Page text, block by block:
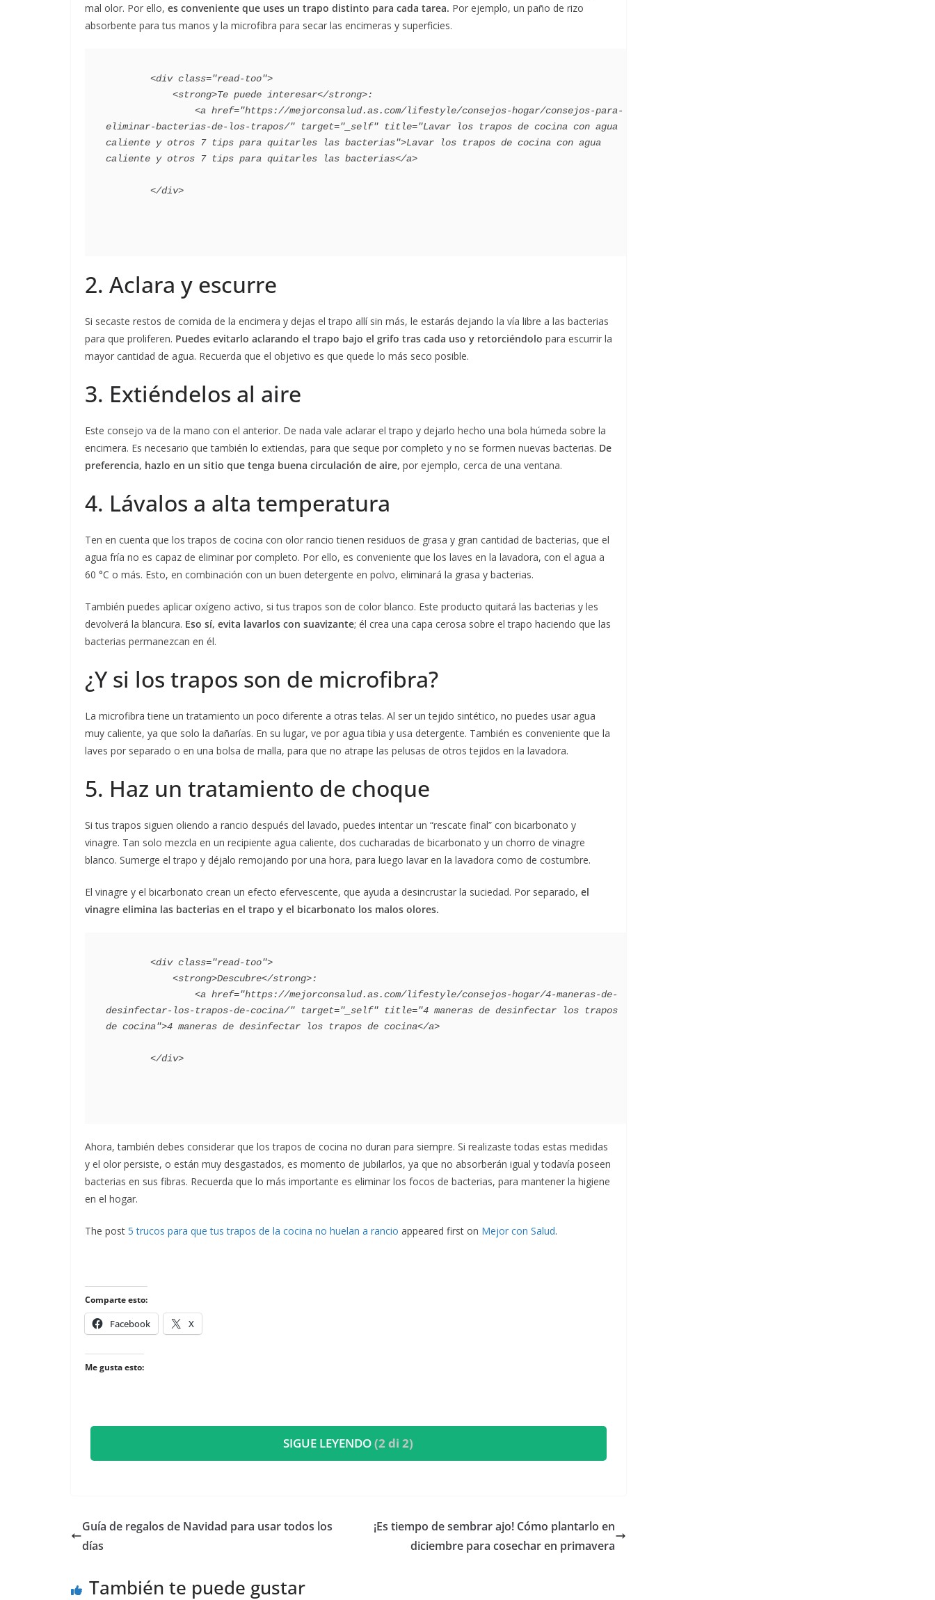
mal olor. Por ello, es conveniente que uses un trapo distinto para cada tarea. Por ejemplo, un paño de rizo
absorbente para tus manos y la microfibra para secar las encimeras y superficies.
eliminar-bacterias-de-los-trapos/" target="_self" title="Lavar los trapos de cocina con agua
caliente y otros 7 tips para quitarles las bacterias">Lavar los trapos de cocina con agua
caliente y otros 7 tips para quitarles las bacterias</a>
2. Aclara y escurre
Si secaste restos de comida de la encimera y dejas el trapo allí sin más, le estarás dejando la vía libre a las bacterias
para que proliferen. Puedes evitarlo aclarando el trapo bajo el grifo tras cada uso y retorciéndolo para escurrir la
mayor cantidad de agua. Recuerda que el objetivo es que quede lo más seco posible.
3. Extiéndelos al aire
Este consejo va de la mano con el anterior. De nada vale aclarar el trapo y dejarlo hecho una bola húmeda sobre la
encimera. Es necesario que también lo extiendas, para que seque por completo y no se formen nuevas bacterias. De
preferencia, hazlo en un sitio que tenga buena circulación de aire, por ejemplo, cerca de una ventana.
4. Lávalos a alta temperatura
Ten en cuenta que los trapos de cocina con olor rancio tienen residuos de grasa y gran cantidad de bacterias, que el
agua fría no es capaz de eliminar por completo. Por ello, es conveniente que los laves en la lavadora, con el agua a
60 °C o más. Esto, en combinación con un buen detergente en polvo, eliminará la grasa y bacterias.
También puedes aplicar oxígeno activo, si tus trapos son de color blanco. Este producto quitará las bacterias y les
devolverá la blancura. Eso sí, evita lavarlos con suavizante; él crea una capa cerosa sobre el trapo haciendo que las
bacterias permanezcan en él.
¿Y si los trapos son de microfibra?
La microfibra tiene un tratamiento un poco diferente a otras telas. Al ser un tejido sintético, no puedes usar agua
muy caliente, ya que solo la dañarías. En su lugar, ve por agua tibia y usa detergente. También es conveniente que la
laves por separado o en una bolsa de malla, para que no atrape las pelusas de otros tejidos en la lavadora.
5. Haz un tratamiento de choque
Si tus trapos siguen oliendo a rancio después del lavado, puedes intentar un “rescate final” con bicarbonato y
vinagre. Tan solo mezcla en un recipiente agua caliente, dos cucharadas de bicarbonato y un chorro de vinagre
blanco. Sumerge el trapo y déjalo remojando por una hora, para luego lavar en la lavadora como de costumbre.
El vinagre y el bicarbonato crean un efecto efervescente, que ayuda a desincrustar la suciedad. Por separado, el
vinagre elimina las bacterias en el trapo y el bicarbonato los malos olores.
desinfectar-los-trapos-de-cocina/" target="_self" title="4 maneras de desinfectar los trapos
de cocina">4 maneras de desinfectar los trapos de cocina</a>
Ahora, también debes considerar que los trapos de cocina no duran para siempre. Si realizaste todas estas medidas
y el olor persiste, o están muy desgastados, es momento de jubilarlos, ya que no absorberán igual y todavía poseen
bacterias en sus fibras. Recuerda que lo más importante es eliminar los focos de bacterias, para mantener la higiene
en el hogar.
The post 5 trucos para que tus trapos de la cocina no huelan a rancio appeared first on Mejor con Salud.
Comparte esto:
Facebook X
Me gusta esto:
SIGUE LEYENDO(2 di 2)
​Guía de regalos de Navidad para usar todos los
días
¡Es tiempo de sembrar ajo! Cómo plantarlo en
diciembre para cosechar en primavera
También te puede gustar